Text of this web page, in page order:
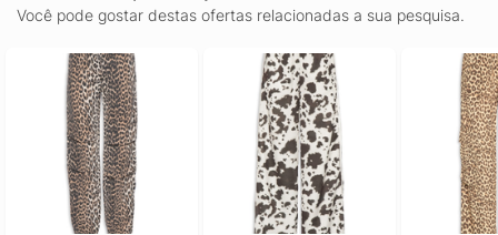
Você pode gostar destas ofertas relacionadas a sua pesquisa.